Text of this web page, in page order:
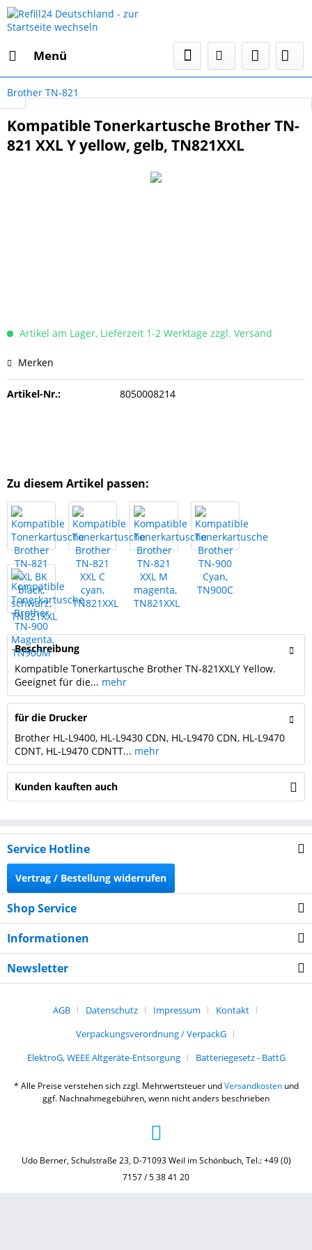
Menü
Brother TN-821
Kompatible Tonerkartusche Brother TN-
821 XXL Y yellow, gelb, TN821XXL
Artikel am Lager, Lieferzeit 1-2 Werktage zzgl. Versand
Merken
Artikel-Nr.: 8050008214
Zu diesem Artikel passen:
Beschreibung
Kompatible Tonerkartusche Brother TN-821XXLY Yellow.
Geeignet für die... mehr
für die Drucker
Brother HL-L9400, HL-L9430 CDN, HL-L9470 CDN, HL-L9470
CDNT, HL-L9470 CDNTT... mehr
Kunden kauften auch
Service Hotline
Vertrag / Bestellung widerrufen
Shop Service
Informationen
Newsletter
AGB Datenschutz Impressum
Kontakt
Verpackungsverordnung / VerpackG
ElektroG, WEEE Altgeräte-Entsorgung
Batteriegesetz - BattG
* Alle Preise verstehen sich zzgl. Mehrwertsteuer undVersandkostenund
ggf. Nachnahmegebühren, wenn nicht anders beschrieben
Udo Berner, Schulstraße 23, D-71093 Weil im Schönbuch, Tel.: +49 (0)
7157 / 5 38 41 20